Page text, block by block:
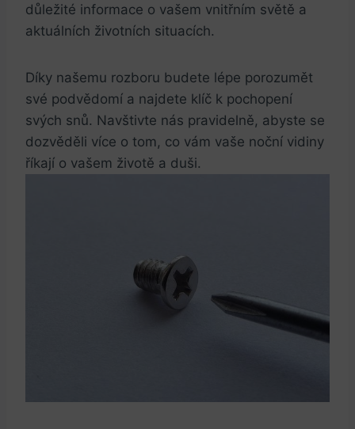
důležité informace o vašem vnitřním světě a
aktuálních životních situacích.
Díky našemu rozboru budete lépe porozumět
své podvědomí a najdete klíč k pochopení
svých snů. Navštivte nás pravidelně, abyste se
dozvěděli více o tom, co vám vaše noční vidiny
říkají o vašem životě a duši.